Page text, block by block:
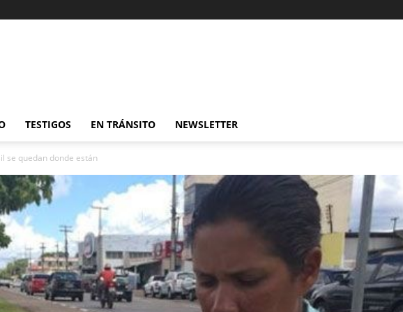
TESTIGOS EN TRÁNSITO NEWSLETTER
se quedan donde están